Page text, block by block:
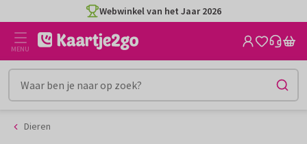
naar
inhoud
naar
het
filter
CO2-neutraal gedrukt
MENU
Dieren